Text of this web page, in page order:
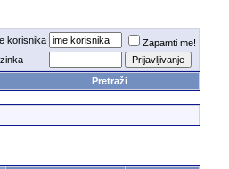
korisnika
Zapamti me!
Pretraži